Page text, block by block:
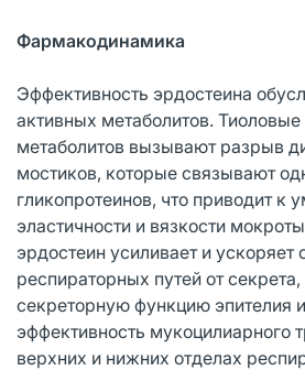
Фармакодинамика
Эффективность эрдостеина
активных метаболитов.
метаболитов вызывают разрыв
мостиков, которые связывают
гликопротеинов, что приводит к
эластичности и вязкости
эрдостеин усиливает и
респираторных путей от
секреторную функцию эпителия
эффективность мукоцилиарного
верхних и нижних отделах